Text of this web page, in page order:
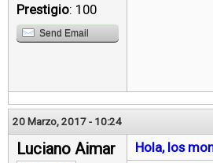
Prestigio: 100
Send Email
20 Marzo, 2017 - 10:24
Luciano Aimar
Hola, los